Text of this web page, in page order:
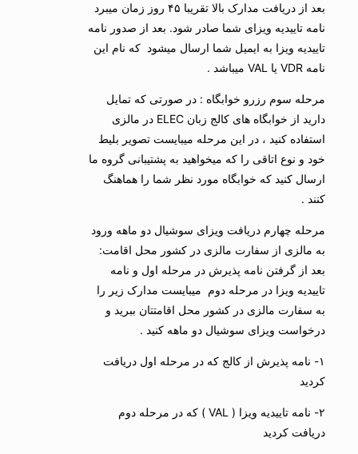
بعد از دریافت مدارک بالا تقریبا ۴۵ روز زمان میبرد
نامه تاییدیه ویزای شما صادر شود. بعد از صدور نامه
تاییدیه ویزا به ایمیل شما ارسال میشود که نام این
نامه VDR یا VAL میباشد .
مرحله سوم رزرو خوابگاه : در صورتی که تمایل
دارید از خوابگاه های کالج زبان ELEC در مالزی
استفاده کنید ، در این مرحله میبایست تصویر بلیط
خود و نوع اتاقی را که میخواهید به پشتیبانی گروه ما
ارسال کنید که خوابگاه مورد نظر شما را هماهنگ
کنند .
مرحله چهارم دریافت ویزای سوشیال دو ماهه ورود
به مالزی از سفارت مالزی در کشور محل اقامت:
بعد از گرفتن نامه پذیرش در مرحله اول و نامه
تاییدیه ویزا در مرحله دوم میبایست مدارک زیر را
به سفارت مالزی در کشور محل اقامتتان ببرید و
درخواست ویزای سوشیال دو ماهه کنید .
۱- نامه پذیرش از کالج که در مرحله اول دریافت
کردید
۲- نامه تاییدیه ویزا (‌ VAL ) که در مرحله دوم
دریافت کردید